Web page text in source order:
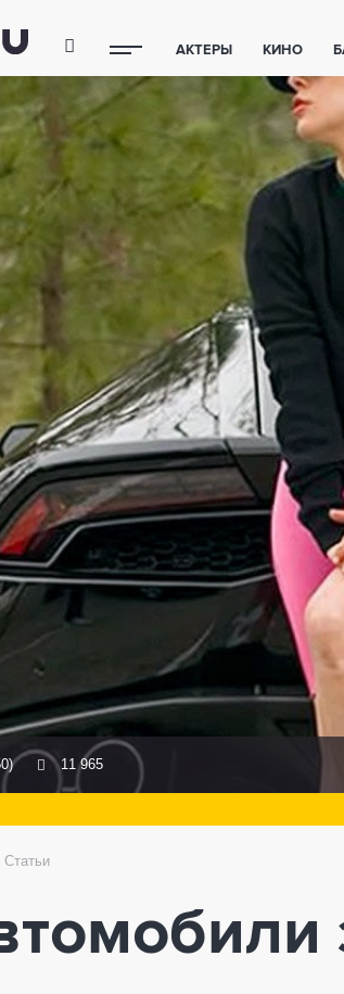
АКТЕРЫ КИНО
ПОЛЕЗНЫЕ СОВЕТЫ
ФИТНЕС
11 965
Статьи